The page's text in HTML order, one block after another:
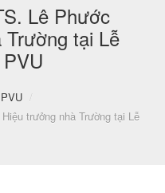
Lê Phước
tại Lễ
/
trưởng nhà Trường tại Lễ